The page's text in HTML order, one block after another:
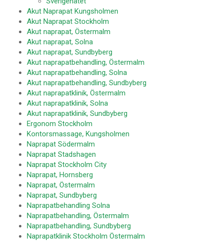
Akut Naprapat Kungsholmen
Akut Naprapat Stockholm
Akut naprapat, Östermalm
Akut naprapat, Solna
Akut naprapat, Sundbyberg
Akut naprapatbehandling, Östermalm
Akut naprapatbehandling, Solna
Akut naprapatbehandling, Sundbyberg
Akut naprapatklinik, Östermalm
Akut naprapatklinik, Solna
Akut naprapatklinik, Sundbyberg
Ergonom Stockholm
Kontorsmassage, Kungsholmen
Naprapat Södermalm
Naprapat Stadshagen
Naprapat Stockholm City
Naprapat, Hornsberg
Naprapat, Östermalm
Naprapat, Sundbyberg
Naprapatbehandling Solna
Naprapatbehandling, Östermalm
Naprapatbehandling, Sundbyberg
Naprapatklinik Stockholm Östermalm